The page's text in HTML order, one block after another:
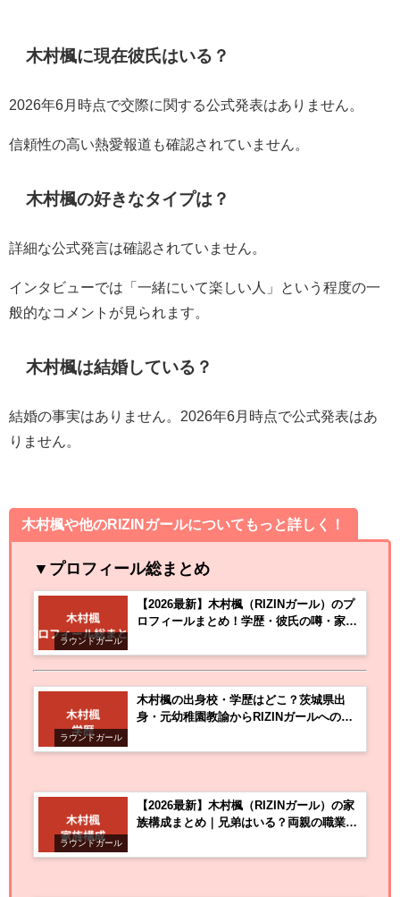
木村楓に現在彼氏はいる？
2026年6月時点で交際に関する公式発表はありません。
信頼性の高い熱愛報道も確認されていません。
木村楓の好きなタイプは？
詳細な公式発言は確認されていません。
インタビューでは「一緒にいて楽しい人」という程度の一
般的なコメントが見られます。
木村楓は結婚している？
結婚の事実はありません。2026年6月時点で公式発表はあ
りません。
木村楓や他のRIZINガールについてもっと詳しく！
▼プロフィール総まとめ
ラウンドガール
【2026最新】木村楓（RIZINガール）のプ
ロフィールまとめ！学歴・彼氏の噂・家族
ラウンドガール
木村楓の出身校・学歴はどこ？茨城県出
身・元幼稚園教諭からRIZINガールへの経
ラウンドガール
【2026最新】木村楓（RIZINガール）の家
族構成まとめ｜兄弟はいる？両親の職業・